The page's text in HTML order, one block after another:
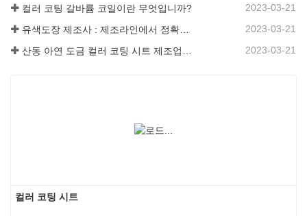
컬러 코팅 갈바륨 코일이란 무엇입니까? 2023-03-21
2023-03-21
산동 아연 도금 컬러 코팅 시트 제조업체는 소프트웨어에 대한 설명을 제공합니다. 2023-03-21
컬러 코팅 시트